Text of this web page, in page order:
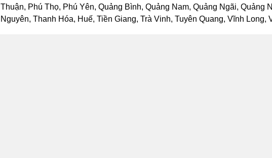
Thuận, Phú Thọ, Phú Yên, Quảng Bình, Quảng Nam, Quảng Ngãi, Quảng
Nguyên, Thanh Hóa, Huế, Tiền Giang, Trà Vinh, Tuyên Quang, Vĩnh Long,